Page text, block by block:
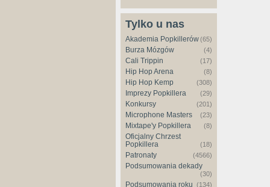
Tylko u nas
Akademia Popkillerów(65)
Burza Mózgów (4)
Cali Trippin (17)
Hip Hop Arena (8)
Hip Hop Kemp (308)
Imprezy Popkillera (29)
Konkursy (201)
Microphone Masters (23)
Mixtape'y Popkillera (8)
Oficjalny Chrzest
Popkillera
(18)
Patronaty (4566)
Podsumowania dekady
(30)
Podsumowania roku (134)